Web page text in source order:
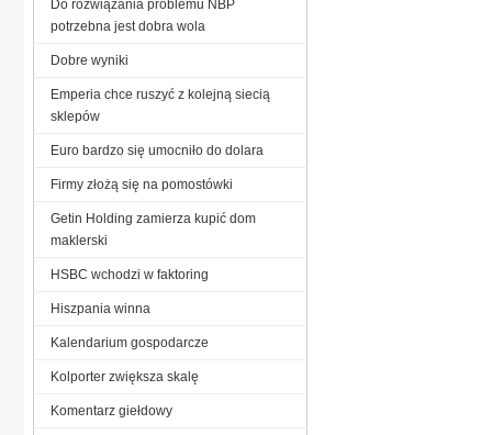
Do rozwiązania problemu NBP
potrzebna jest dobra wola
Dobre wyniki
Emperia chce ruszyć z kolejną siecią
sklepów
Euro bardzo się umocniło do dolara
Firmy złożą się na pomostówki
Getin Holding zamierza kupić dom
maklerski
HSBC wchodzi w faktoring
Hiszpania winna
Kalendarium gospodarcze
Kolporter zwiększa skalę
Komentarz giełdowy